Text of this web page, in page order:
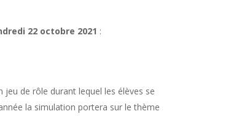
22 octobre 2021 :
jeu de rôle durant lequel les élèves se
la simulation portera sur le thème